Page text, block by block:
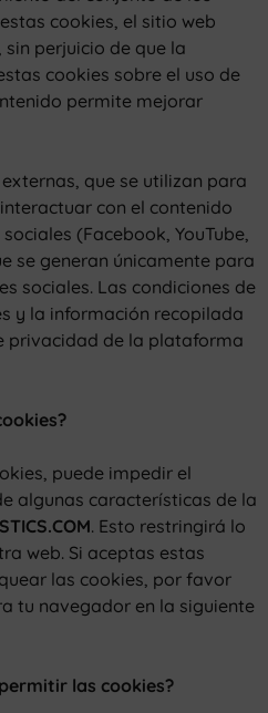
cookies, el sitio web
perjuicio de que la
cookies sobre el uso de
permite mejorar
que se utilizan para
con el contenido
(Facebook, YouTube,
se generan únicamente para
sociales. Las condiciones de
y la información recopilada
privacidad de la plataforma
puede impedir el
algunas características de la
. Esto restringirá lo
web. Si aceptas estas
las cookies, por favor
tu navegador en la siguiente
las cookies?